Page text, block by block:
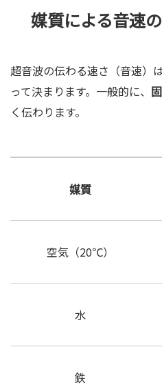
媒質による音速
超音波の伝わる速さ（音速）
って決まります。一般的に、
く伝わります。
媒質
空気（20℃）
水
鉄